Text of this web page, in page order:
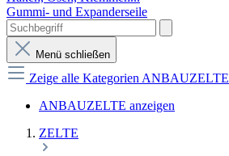
Gummi- und Expanderseile
Menü schließen
Zeige alle Kategorien ANBAUZELTE
ANBAUZELTE anzeigen
ZELTE